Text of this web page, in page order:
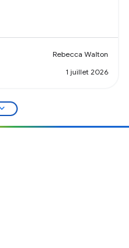
Rebecca Walton
1 juillet 2026